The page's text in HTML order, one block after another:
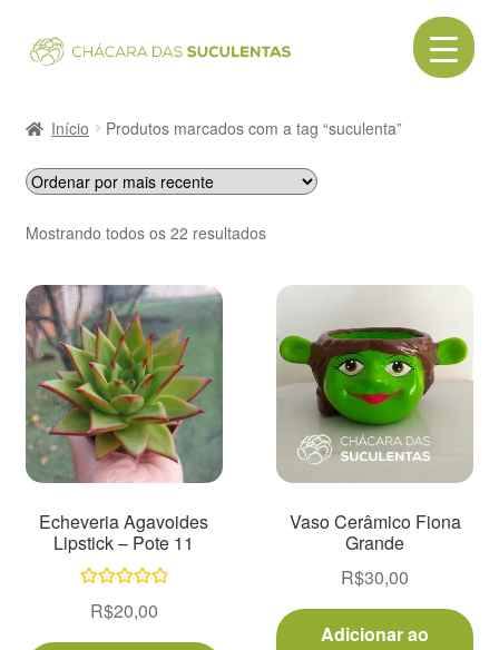
Pular
para
Pular
para
conteúdo
Cerâmica
Como comprar
Contato
Decoração
Início Produtos marcados com a tag “suculenta”
Mostrando todos os 22 resultadosClassificado
mais
recente
Echeveria Agavoides
Lipstick – Pote 11
5.00
de 5
R$20,00
Vaso Cerâmico Fiona
Grande
R$30,00
Adicionar ao